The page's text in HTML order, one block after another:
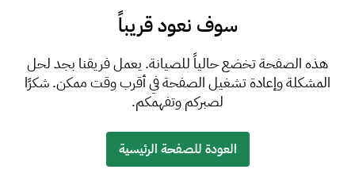
سوف نعود قريباً
هذه الصفحة تخضع حالياً للصيانة. يعمل فريقنا بجد لحل
المشكلة وإعادة تشغيل الصفحة في أقرب وقت ممكن. شكرًا
لصبركم وتفهمكم.
العودة للصفحة الرئيسية